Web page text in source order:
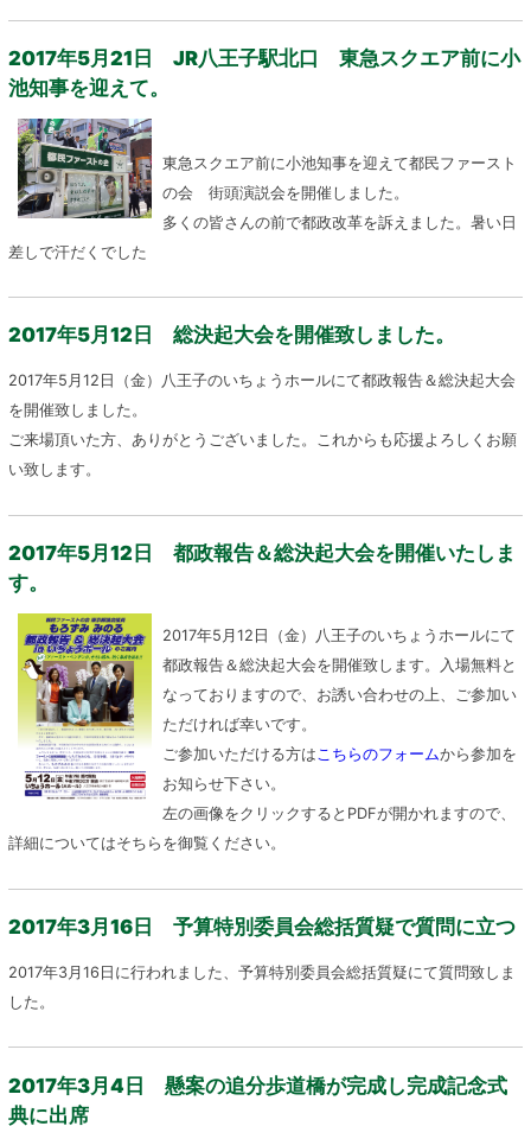
2017年5月21日 JR八王子駅北口 東急スクエア前に小
池知事を迎えて。
東急スクエア前に小池知事を迎えて都民ファースト
の会 街頭演説会を開催しました。
多くの皆さんの前で都政改革を訴えました。暑い日
差しで汗だくでした
2017年5月12日 総決起大会を開催致しました。
2017年5月12日（金）八王子のいちょうホールにて都政報告＆総決起大会
を開催致しました。
ご来場頂いた方、ありがとうございました。これからも応援よろしくお願
い致します。
2017年5月12日 都政報告＆総決起大会を開催いたしま
す。
2017年5月12日（金）八王子のいちょうホールにて
都政報告＆総決起大会を開催致します。入場無料と
なっておりますので、お誘い合わせの上、ご参加い
ただければ幸いです。
ご参加いただける方はこちらのフォームから参加を
お知らせ下さい。
左の画像をクリックするとPDFが開かれますので、
詳細についてはそちらを御覧ください。
2017年3月16日 予算特別委員会総括質疑で質問に立つ
2017年3月16日に行われました、予算特別委員会総括質疑にて質問致しま
した。
2017年3月4日 懸案の追分歩道橋が完成し完成記念式
典に出席